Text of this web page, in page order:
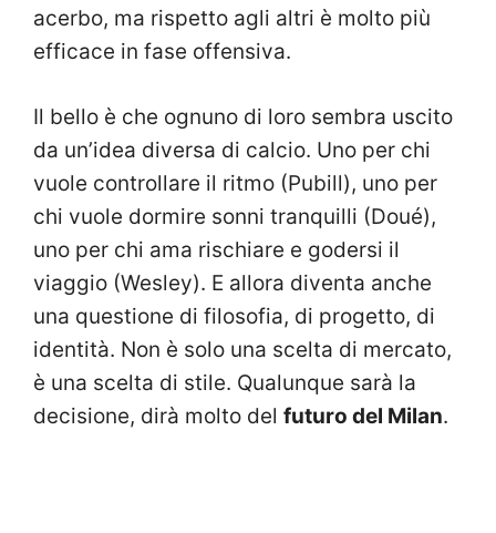
acerbo, ma rispetto agli altri è molto più
efficace in fase offensiva.
Il bello è che ognuno di loro sembra uscito
da un’idea diversa di calcio. Uno per chi
vuole controllare il ritmo (Pubill), uno per
chi vuole dormire sonni tranquilli (Doué),
uno per chi ama rischiare e godersi il
viaggio (Wesley). E allora diventa anche
una questione di filosofia, di progetto, di
identità. Non è solo una scelta di mercato,
è una scelta di stile. Qualunque sarà la
decisione, dirà molto del futuro del Milan.